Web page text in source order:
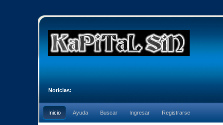
Noticias:
Inicio Ayuda Buscar Ingresar Registrarse